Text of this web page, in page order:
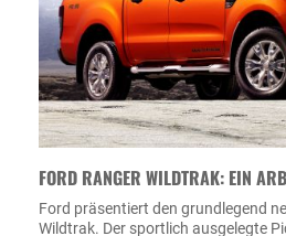
FORD RANGER WILDTRAK: EIN
Ford präsentiert den grundlegend
Wildtrak. Der sportlich ausgelegte